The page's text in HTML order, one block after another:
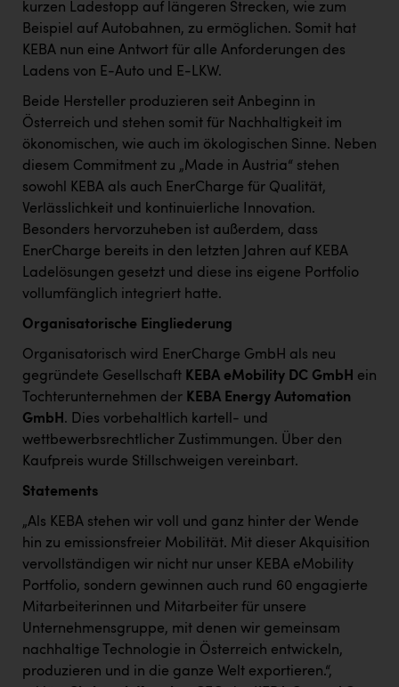
Smurfit Westrock Nettingsdorf
TCL
TRAILOMAT & Cycling Austria
VERITAS
Vier Diamanten
Vorlagenportal
Wir besiegen Krebs
Wirtschaftskammer OÖ
ZGONC
ZULuft - Zukunft Luft Austria
z.l.ö.
Österreichisches Hebammengremium
Wirtschaftskammer OÖ Energiehandel
kunden basics
kontakt
kurzen Ladestopp auf längeren Strecken, wie zum
Beispiel auf Autobahnen, zu ermöglichen. Somit hat
KEBA nun eine Antwort für alle Anforderungen des
Ladens von E-Auto und E-LKW.
Beide Hersteller produzieren seit Anbeginn in
Österreich und stehen somit für Nachhaltigkeit im
ökonomischen, wie auch im ökologischen Sinne. Neben
diesem Commitment zu „Made in Austria“ stehen
sowohl KEBA als auch EnerCharge für Qualität,
Verlässlichkeit und kontinuierliche Innovation.
Besonders hervorzuheben ist außerdem, dass
EnerCharge bereits in den letzten Jahren auf KEBA
Ladelösungen gesetzt und diese ins eigene Portfolio
vollumfänglich integriert hatte.
Organisatorische Eingliederung
Organisatorisch wird EnerCharge GmbH als neu
gegründete Gesellschaft KEBA eMobility DC GmbH ein
Tochterunternehmen der KEBA Energy Automation
GmbH. Dies vorbehaltlich kartell- und
wettbewerbsrechtlicher Zustimmungen. Über den
Kaufpreis wurde Stillschweigen vereinbart.
Statements
„Als KEBA stehen wir voll und ganz hinter der Wende
hin zu emissionsfreier Mobilität. Mit dieser Akquisition
vervollständigen wir nicht nur unser KEBA eMobility
Portfolio, sondern gewinnen auch rund 60 engagierte
Mitarbeiterinnen und Mitarbeiter für unsere
Unternehmensgruppe, mit denen wir gemeinsam
nachhaltige Technologie in Österreich entwickeln,
produzieren und in die ganze Welt exportieren.“,